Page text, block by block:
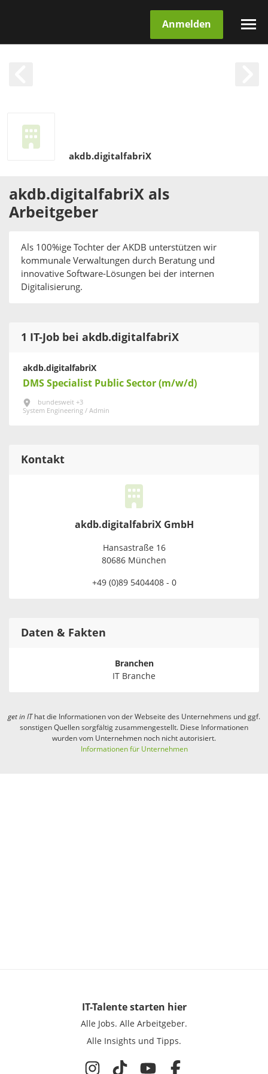
Anmelden
akdb.digitalfabriX
akdb.digitalfabriX als
Arbeitgeber
Als 100%ige Tochter der AKDB unterstützen wir
kommunale Verwaltungen durch Beratung und
innovative Software-Lösungen bei der internen
Digitalisierung.
1 IT-Job bei akdb.digitalfabriX
akdb.digitalfabriX
DMS Specialist Public Sector (m/w/d)
bundesweit +3
System Engineering / Admin
Kontakt
akdb.digitalfabriX GmbH
Hansastraße 16
80686 München
+49 (0)89 5404408 - 0
Daten & Fakten
Branchen
IT Branche
get in IThat die Informationen von der Webseite des Unternehmens und ggf.
sonstigen Quellen sorgfältig zusammengestellt. Diese Informationen
wurden vom Unternehmen noch nicht autorisiert.
Informationen für Unternehmen
IT-Talentestarten hier
Alle Jobs. Alle Arbeitgeber.
Alle Insights und Tipps.